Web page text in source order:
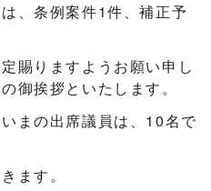
、条例案件1件、補正予
賜りますようお願い申し
御挨拶といたします。
の出席議員は、10名で
ます。